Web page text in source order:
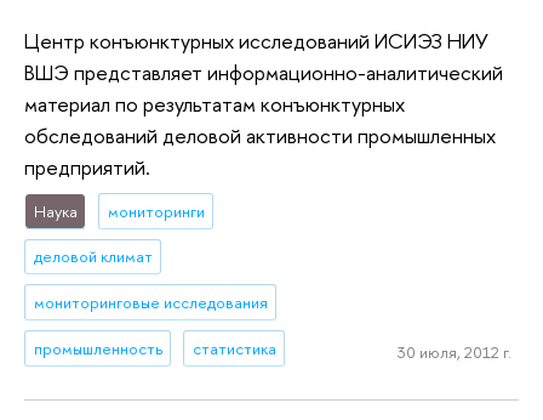
Центр конъюнктурных исследований ИСИЭЗ НИУ
ВШЭ представляет информационно-аналитический
материал по результатам конъюнктурных
обследований деловой активности промышленных
предприятий.
Наука мониторинги
деловой климат
мониторинговые исследования
промышленность статистика 30 июля, 2012 г.